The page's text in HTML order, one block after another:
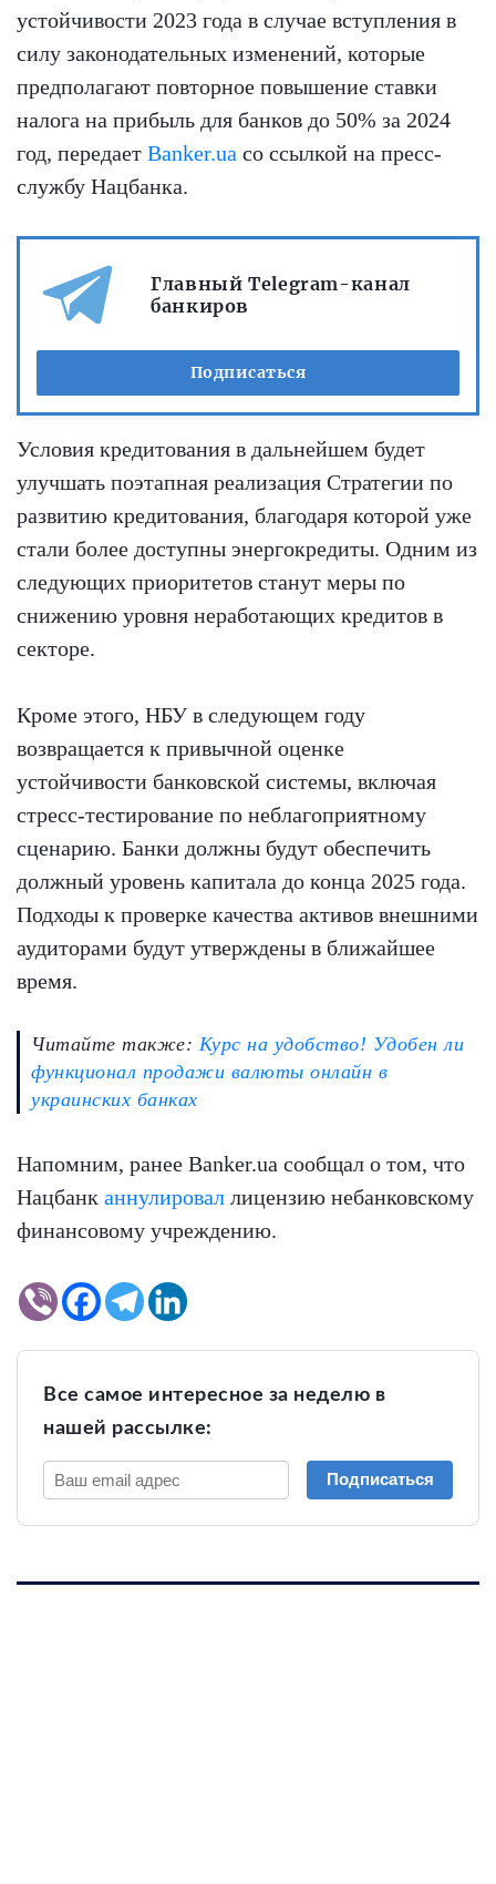
устойчивости 2023 года в случае вступления в
силу законодательных изменений, которые
предполагают повторное повышение ставки
налога на прибыль для банков до 50% за 2024
год, передает Banker.ua со ссылкой на пресс-
службу Нацбанка.
Главный Telegram-канал
банкиров
Подписаться
Условия кредитования в дальнейшем будет
улучшать поэтапная реализация Стратегии по
развитию кредитования, благодаря которой уже
стали более доступны энергокредиты. Одним из
следующих приоритетов станут меры по
снижению уровня неработающих кредитов в
секторе.
Кроме этого, НБУ в следующем году
возвращается к привычной оценке
устойчивости банковской системы, включая
стресс-тестирование по неблагоприятному
сценарию. Банки должны будут обеспечить
должный уровень капитала до конца 2025 года.
Подходы к проверке качества активов внешними
аудиторами будут утверждены в ближайшее
время.
Читайте также: Курс на удобство! Удобен ли
функционал продажи валюты онлайн в
украинских банках
Напомним, ранее Banker.ua сообщал о том, что
Нацбанк аннулировал лицензию небанковскому
финансовому учреждению.
Все самое интересное за неделю в
нашей рассылке:
Подписаться